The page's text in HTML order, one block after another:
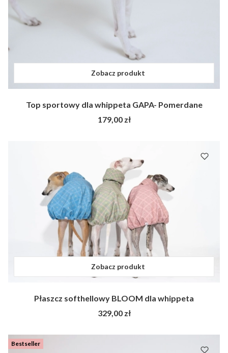
Zobacz produkt
Top sportowy dla whippeta GAPA- Pomerdane
Cena
179,00 zł
Zobacz produkt
Płaszcz softhellowy BLOOM dla whippeta
Cena
329,00 zł
Bestseller